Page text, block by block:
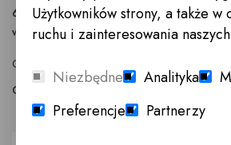
601 777 299
warszawa@innemeble.pl
GODZINY OTWARCIA : Poniedziałek -
Odwiedź salon meblowy Warszawa →
Użytkowników strony, a także w
ruchu i zainteresowania
Niezbędne Analityka
Preferencje
Partnerzy